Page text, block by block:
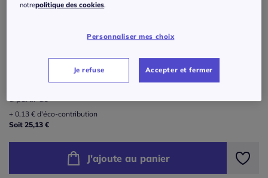
Veuillez sélectionner une taille
175x60 cm -
245x60 cm -En stock
Guide des tailles
à partir de
+ 0,13 € d'éco-contribution
Soit 25,13 €
J'ajoute au panier
notrepolitique des cookies.
Personnaliser mes choix
Je refuse Accepter et fermer